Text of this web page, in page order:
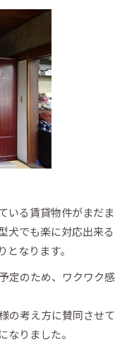
いる賃貸物件がまだま
犬でも楽に対応出来る
なります。
定のため、ワクワク感
の考え方に賛同させて
なりました。